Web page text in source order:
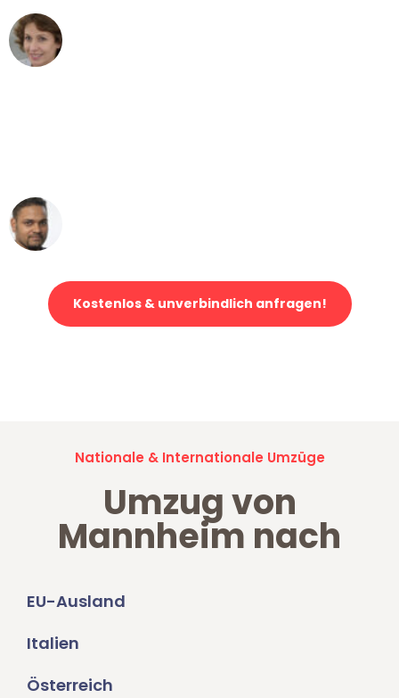
Kostenlos & unverbindlich anfragen!
Nationale & Internationale Umzüge
Umzug von
Mannheim nach
EU-Ausland
Italien
Österreich